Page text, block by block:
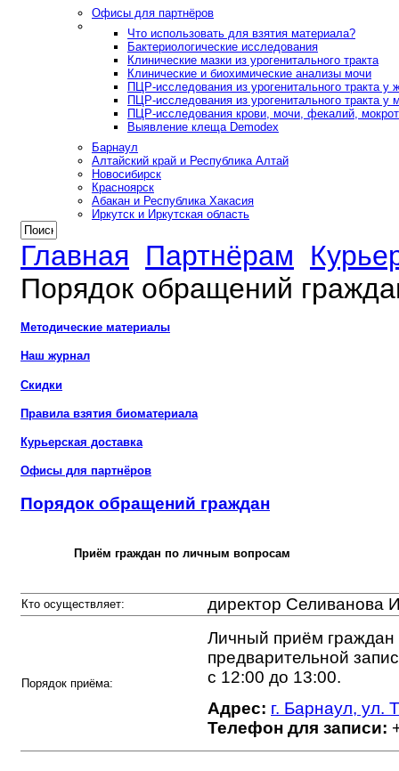
Офисы для партнёров
Что использовать для взятия материала?
Бактериологические исследования
Клинические мазки из урогенитального тракта
Клинические и биохимические анализы мочи
ПЦР-исследования из урогенитального тракта у
ПЦР-исследования из урогенитального тракта у
ПЦР-исследования крови, мочи, фекалий,
Выявление клеща Demodex
Барнаул
Алтайский край и Республика Алтай
Новосибирск
Красноярск
Абакан и Республика Хакасия
Иркутск и Иркутская область
Главная Партнёрам
Порядок обращений
Методические материалы
Наш журнал
Скидки
Правила взятия биоматериала
Курьерская доставка
Офисы для партнёров
Порядок обращений граждан
Приём граждан по личным вопросам
Кто осуществляет: директор Селиванова
Порядок приёма:
Личный приём граждан
предварительной
с 12:00 до 13:00.
Адрес: г. Барнаул, ул.
Телефон для записи: